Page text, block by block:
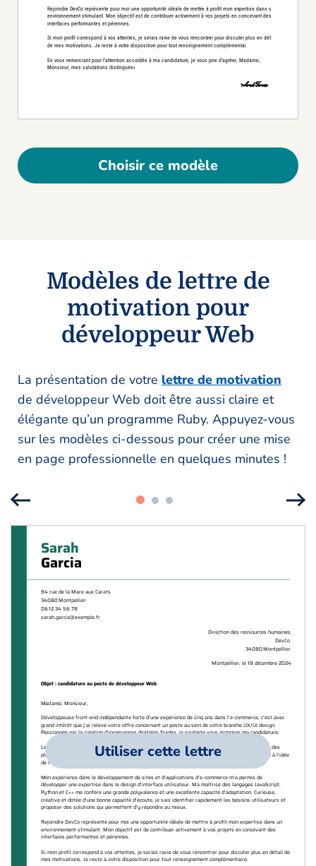
Choisir ce modèle
Modèles de lettre de
motivation pour
développeur Web
La présentation de votre lettre de motivation
de développeur Web doit être aussi claire et
élégante qu’un programme Ruby. Appuyez-vous
sur les modèles ci-dessous pour créer une mise
en page professionnelle en quelques minutes !
Utiliser cette lettre